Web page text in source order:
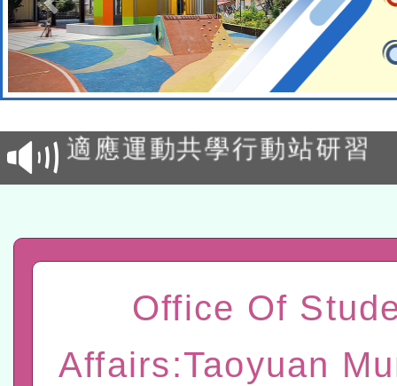
本校115學年度第2次代理
結果公告(無人報名，續辦
適應運動共學行動站研習
本館辦理115年度閱讀磐
程
「數位內容與教學軟體線
t」
有關大陸委員會函釋公務
Office Of
Affairs:Taoyuan